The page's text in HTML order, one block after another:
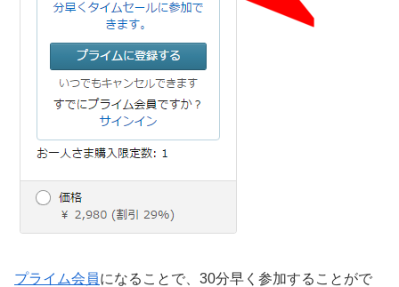
プライム会員になることで、30分早く参加することがで